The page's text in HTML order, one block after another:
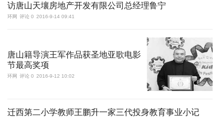
访唐山天壤房地产开发有限公司总经理鲁宁
环网 评论 0 2016-9-14 09:41
唐山籍导演王军作品获圣地亚歌电影
节最高奖项
环网 评论 0 2016-9-12 10:02
迁西第二小学教师王鹏升一家三代投身教育事业小记